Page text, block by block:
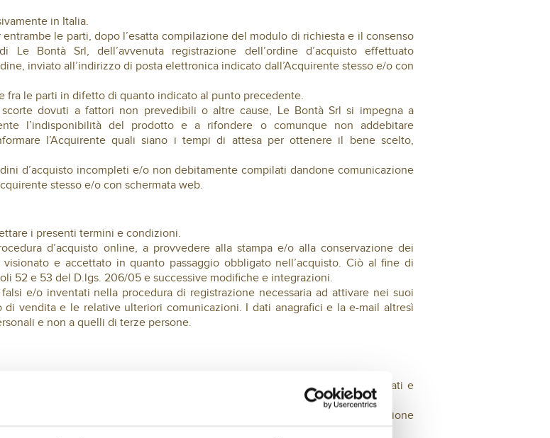
in Italia.
le parti, dopo l’esatta compilazione del modulo di richiesta e il consenso
Bontà Srl, dell’avvenuta registrazione dell’ordine d’acquisto effettuato
inviato all’indirizzo di posta elettronica indicato dall’Acquirente stesso e/o con
fra le parti in difetto di quanto indicato al punto precedente.
dovuti a fattori non prevedibili o altre cause, Le Bontà Srl si impegna a
l’indisponibilità del prodotto e a rifondere o comunque non addebitare
l’Acquirente quali siano i tempi di attesa per ottenere il bene scelto,
d’acquisto incompleti e/o non debitamente compilati dandone comunicazione
stesso e/o con schermata web.
i presenti termini e condizioni.
d’acquisto online, a provvedere alla stampa e/o alla conservazione dei
e accettato in quanto passaggio obbligato nell’acquisto. Ciò al fine di
52 e 53 del D.lgs. 206/05 e successive modifiche e integrazioni.
e/o inventati nella procedura di registrazione necessaria ad attivare nei suoi
di vendita e le relative ulteriori comunicazioni. I dati anagrafici e la e-mail altresì
e non a quelli di terze persone.
nel luogo da questi indicato e mediante corriere, i prodotti selezionati e
entro il termine di 5-8 giorni lavorativi, decorrenti dalla data di trasmissione
Srl. Non si effettuano consegne al sabato e nei giorni festivi.